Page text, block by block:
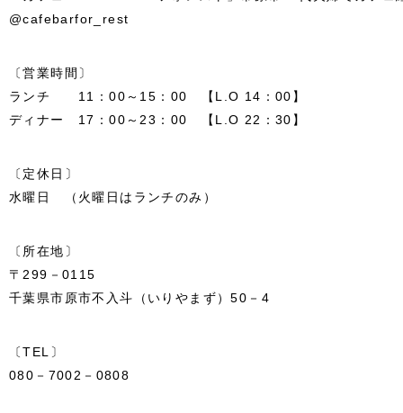
@cafebarfor_rest
〔営業時間〕
ランチ 11：00～15：00 【L.O 14：00】
ディナー 17：00～23：00 【L.O 22：30】
〔定休日〕
水曜日 （火曜日はランチのみ）
〔所在地〕
〒299－0115
千葉県市原市不入斗（いりやまず）50－4
〔TEL〕
080－7002－0808